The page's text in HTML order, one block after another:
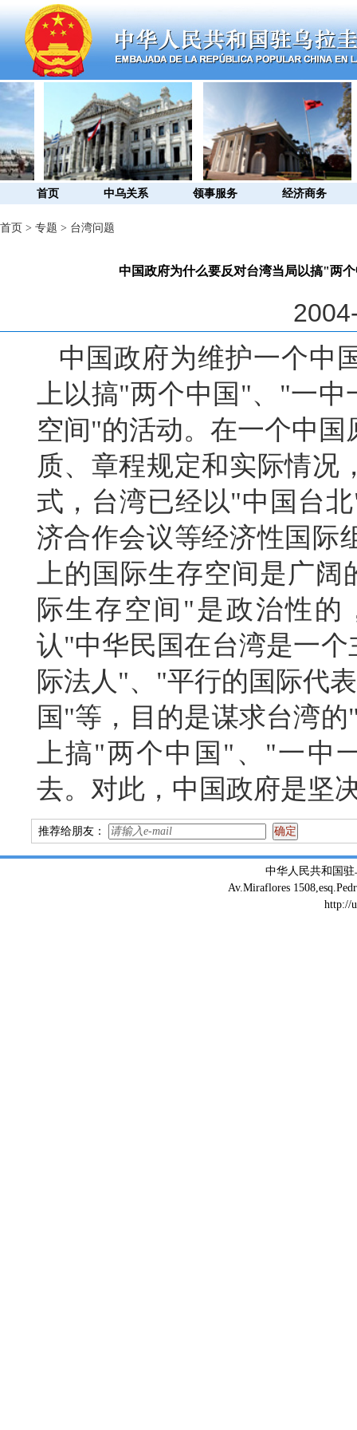
首页 中乌关系 领事服务 经济商务
首页 > 专题 > 台湾问题
中国政府为什么要反对台湾当局以搞"两
中国政府为维护一个中
上以搞"两个中国 "、 "一中
空间"的活动。在一个中
质、章程规定和实际情况
式，台湾已经以"中国台北
济合作会议等经济性国际
上的国际生存空间是广阔
际生存空间 "是政治性的
认"中华民国在台湾是一
际法人 "、 "平行的国际代
国 "等，目的是谋求台湾的
上搞"两个中国 " 、 "一中
去。对此，中国政府是坚
推荐给朋友：
中华人民共和国
Av.Miraflores
http://